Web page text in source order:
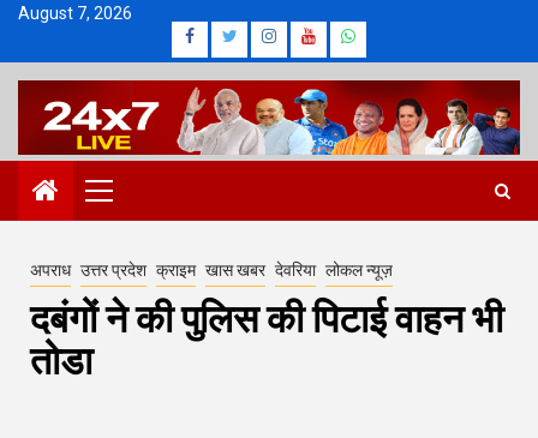
Skip
content
August 7, 2026
Facebook
Twitter
Instagram
Youtube
Whatsapp
Primary
Menu
अपराध उत्तर प्रदेश क्राइम खास खबर देवरिया लोकल न्यूज़
दबंगों ने की पुलिस की पिटाई वाहन भी
तोडा